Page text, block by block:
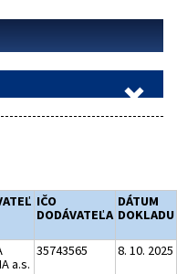
IČO
DODÁVATEĽA
DÁTUM
DOKLADU
a.s.
35743565 8. 10. 2025